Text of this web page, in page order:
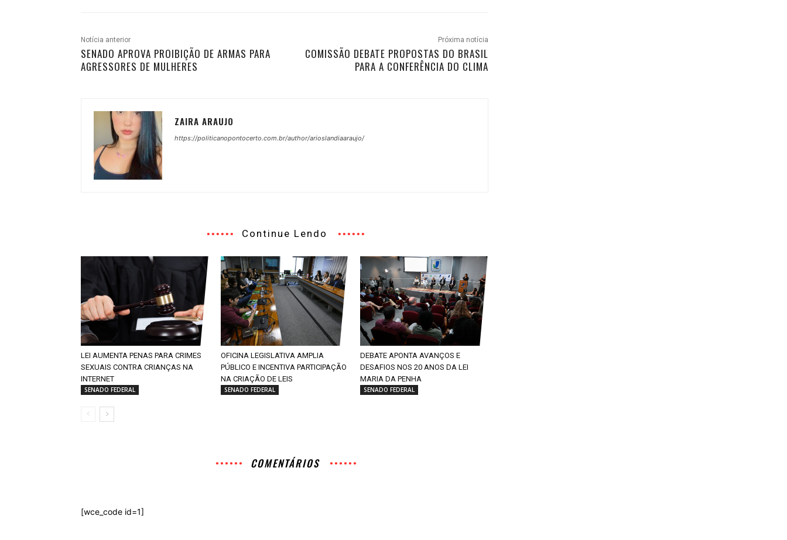
Notícia anterior
SENADO APROVA PROIBIÇÃO DE ARMAS PARA
AGRESSORES DE MULHERES
Próxima notícia
COMISSÃO DEBATE PROPOSTAS DO BRASIL
PARA A CONFERÊNCIA DO CLIMA
ZAIRA ARAUJO
https://politicanopontocerto.com.br/author/arioslandiaaraujo/
Continue Lendo
LEI AUMENTA PENAS PARA CRIMES
SEXUAIS CONTRA CRIANÇAS NA
INTERNET
SENADO FEDERAL
OFICINA LEGISLATIVA AMPLIA
PÚBLICO E INCENTIVA PARTICIPAÇÃO
NA CRIAÇÃO DE LEIS
SENADO FEDERAL
DEBATE APONTA AVANÇOS E
DESAFIOS NOS 20 ANOS DA LEI
MARIA DA PENHA
SENADO FEDERAL
COMENTÁRIOS
[wce_code id=1]